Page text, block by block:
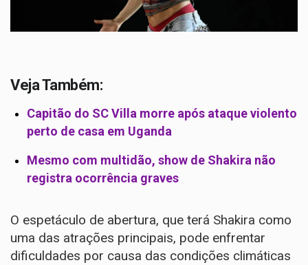
Veja Também:
Capitão do SC Villa morre após ataque violento
perto de casa em Uganda
Mesmo com multidão, show de Shakira não
registra ocorrência graves
O espetáculo de abertura, que terá Shakira como
uma das atrações principais, pode enfrentar
dificuldades por causa das condições climáticas